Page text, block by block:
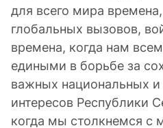
для всего мира
глобальных вызовов,
времена, когда нам
едиными в борьбе за
важных национальных и
интересов Республики
когда мы столкнемся с